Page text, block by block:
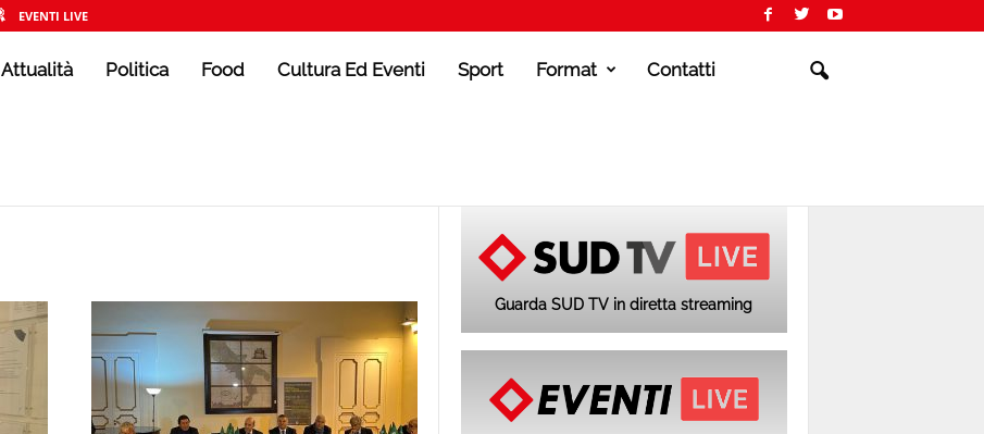
EVENTI LIVE
Attualità Politica Food Cultura Ed Eventi Sport Format Contatti
Guarda SUD TV in diretta streaming